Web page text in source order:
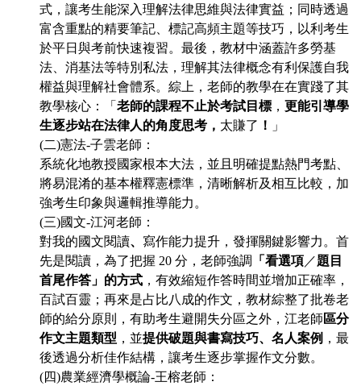
式，讓考生能深入理解法律思維與法律實益；同時透過
富含重點的精要筆記、標記高頻主題等技巧，以利考生
於平日與考前快速複習。最後，教材中涵蓋許多勞基
法、消基法等特別私法，理解其法律概念有利保護自我
權益與理解社會體系。綜上，老師的教學在在實踐了其
教學核心：「 老師的課程不止於考試目標， 更能引導學
生逐步站在法律人的角度思考， 太賺了 ！
」
(二)憲法-子雲老師：
系統化地教授國家根本大法，並且明確提點熱門考點、
將易混淆的基本權釋憲標準，清晰解析及相互比較，加
強考生印象與邏輯推導能力。
(三)國文-江河老師：
對我的國文閱讀、 寫作能力提升，發揮關鍵影響力。首
先是閱讀，為了把握 20 分，老師強調
「看選項／題目
首尾作答」的方式，有效縮短作答時間並增加正確率，
百試百靈；再來是占比八成的作文，教材綜整了批卷老
師的給分原則，有助考生避開失分區之外，江老師 區分
作文主題類型 ，並提供破題與書寫技巧、名人案例 ，最
後透過分析佳作結構，讓考生逐步掌握作文分數。
(四)農業經濟學概論-王榕老師：